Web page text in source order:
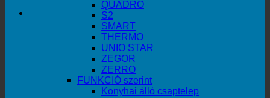
QUADRO
S2
SMART
THERMO
UNIO STAR
ZEGOR
ZERRO
FUNKCIÓ szerint
Konyhai álló csaptelep